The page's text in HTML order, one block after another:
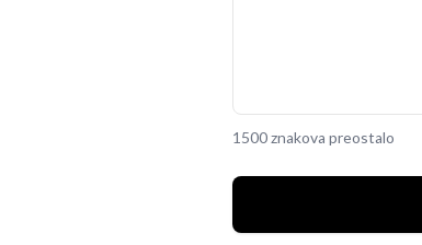
1500 znakova preostalo